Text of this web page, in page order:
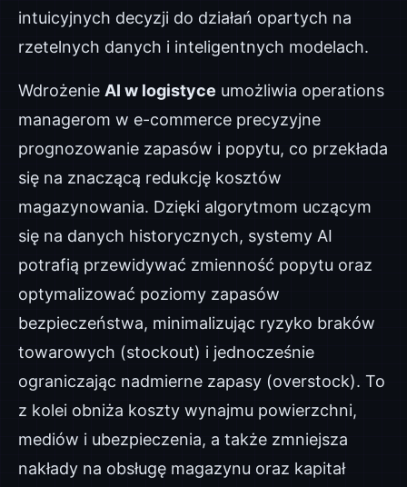
intuicyjnych decyzji do działań opartych na
rzetelnych danych i inteligentnych modelach.
Wdrożenie AI w logistyce umożliwia operations
managerom w e-commerce precyzyjne
prognozowanie zapasów i popytu, co przekłada
się na znaczącą redukcję kosztów
magazynowania. Dzięki algorytmom uczącym
się na danych historycznych, systemy AI
potrafią przewidywać zmienność popytu oraz
optymalizować poziomy zapasów
bezpieczeństwa, minimalizując ryzyko braków
towarowych (stockout) i jednocześnie
ograniczając nadmierne zapasy (overstock). To
z kolei obniża koszty wynajmu powierzchni,
mediów i ubezpieczenia, a także zmniejsza
nakłady na obsługę magazynu oraz kapitał